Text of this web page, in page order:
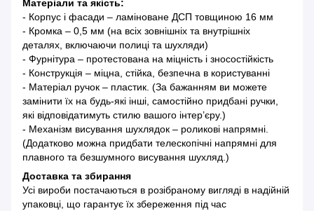
Матеріали та якість:
- Корпус і фасади – ламіноване ДСП товщиною 16 мм
- Кромка – 0,5 мм (на всіх зовнішніх та внутрішніх
деталях, включаючи полиці та шухляди)
- Фурнітура – протестована на міцність і зносостійкість
- Конструкція – міцна, стійка, безпечна в користуванні
- Матеріал ручок – пластик. (За бажанням ви можете
замінити їх на будь-які інші, самостійно придбані ручки,
які відповідатимуть стилю вашого інтер’єру.)
- Механізм висування шухлядок – роликові напрямні.
(Додатково можна придбати телескопічні напрямні для
плавного та безшумного висування шухляд.)
Доставка та збирання
Усі вироби постачаються в розібраному вигляді в надійній
упаковці, що гарантує їх збереження під час